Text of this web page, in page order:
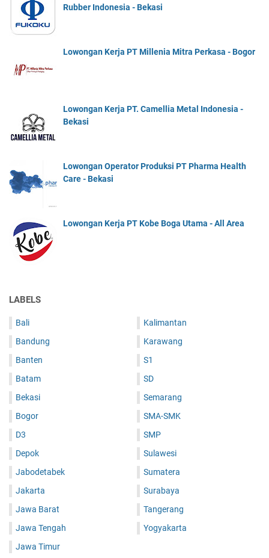
Rubber Indonesia - Bekasi
Lowongan Kerja PT Millenia Mitra Perkasa - Bogor
Lowongan Kerja PT. Camellia Metal Indonesia -
Bekasi
Lowongan Operator Produksi PT Pharma Health
Care - Bekasi
Lowongan Kerja PT Kobe Boga Utama - All Area
LABELS
Bali
Bandung
Banten
Batam
Bekasi
Bogor
D3
Depok
Jabodetabek
Jakarta
Jawa Barat
Jawa Tengah
Jawa Timur
Kalimantan
Karawang
S1
SD
Semarang
SMA-SMK
SMP
Sulawesi
Sumatera
Surabaya
Tangerang
Yogyakarta